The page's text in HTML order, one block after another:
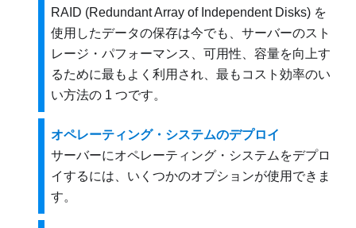
RAID (Redundant Array of Independent Disks) を
使用したデータの保存は今でも、サーバーのスト
レージ・パフォーマンス、可用性、容量を向上す
るために最もよく利用され、最もコスト効率のい
い方法の 1 つです。
オペレーティング・システムのデプロイ
サーバーにオペレーティング・システムをデプロ
イするには、いくつかのオプションが使用できま
す。